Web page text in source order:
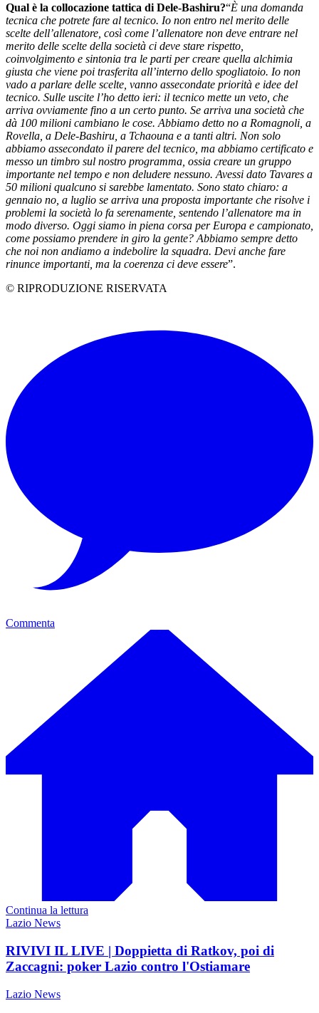
Qual è la collocazione tattica di Dele-Bashiru?“È una domanda
tecnica che potrete fare al tecnico. Io non entro nel merito delle
scelte dell’allenatore, così come l’allenatore non deve entrare nel
merito delle scelte della società ci deve stare rispetto,
coinvolgimento e sintonia tra le parti per creare quella alchimia
giusta che viene poi trasferita all’interno dello spogliatoio. Io non
vado a parlare delle scelte, vanno assecondate priorità e idee del
tecnico. Sulle uscite l’ho detto ieri: il tecnico mette un veto, che
arriva ovviamente fino a un certo punto. Se arriva una società che
dà 100 milioni cambiano le cose. Abbiamo detto no a Romagnoli, a
Rovella, a Dele-Bashiru, a Tchaouna e a tanti altri. Non solo
abbiamo assecondato il parere del tecnico, ma abbiamo certificato e
messo un timbro sul nostro programma, ossia creare un gruppo
importante nel tempo e non deludere nessuno. Avessi dato Tavares a
50 milioni qualcuno si sarebbe lamentato. Sono stato chiaro: a
gennaio no, a luglio se arriva una proposta importante che risolve i
problemi la società lo fa serenamente, sentendo l’allenatore ma in
modo diverso. Oggi siamo in piena corsa per Europa e campionato,
come possiamo prendere in giro la gente? Abbiamo sempre detto
che noi non andiamo a indebolire la squadra. Devi anche fare
rinunce importanti, ma la coerenza ci deve essere”.
© RIPRODUZIONE RISERVATA
Commenta
Continua la lettura
Lazio News
RIVIVI IL LIVE | Doppietta di Ratkov, poi di
Zaccagni: poker Lazio contro l'Ostiamare
Lazio News